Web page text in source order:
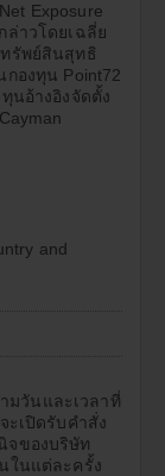
ยในกำหนด
/หรือเบี้ยปรับ
ทุนควรศึกษา
รเลี้ยงชีพและ
ทั้งสอบถาม
ษีที่บริษัท
คลธรรมดา ผู้
ยื่นพร้อมกับ
วแต่กรณี
ไซต์นี้ได้จัดทำ
อง กองทุน
Exposure
ล่าวโดยเฉลี่ย
รัพย์สินสุทธิ
องทุน Point72
นอ้างอิงจัดตั้ง
and
มวันและเวลาที่
เปิดรับคำสั่ง
จของบริษัท
ในแต่ละครั้ง